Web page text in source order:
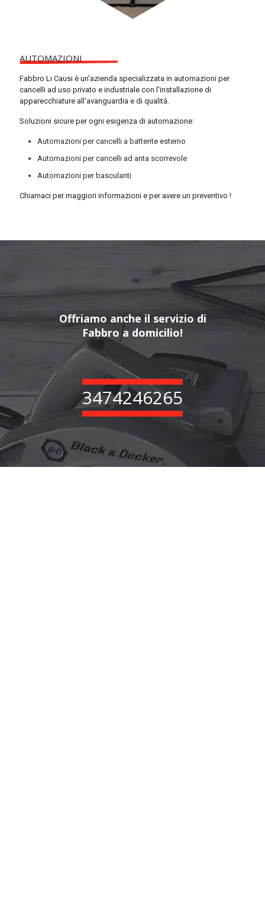
AUTOMAZIONI
Fabbro Li Causi è un'azienda specializzata in automazioni per
cancelli ad uso privato e industriale con l'installazione di
apparecchiature all'avanguardia e di qualità.
Soluzioni sicure per ogni esigenza di automazione:
Automazioni per cancelli a battente esterno
Automazioni per cancelli ad anta scorrevole
Automazioni per basculanti
Chiamaci per maggiori informazioni e per avere un preventivo !
Offriamo anche il servizio di
Fabbro a domicilio!
3474246265